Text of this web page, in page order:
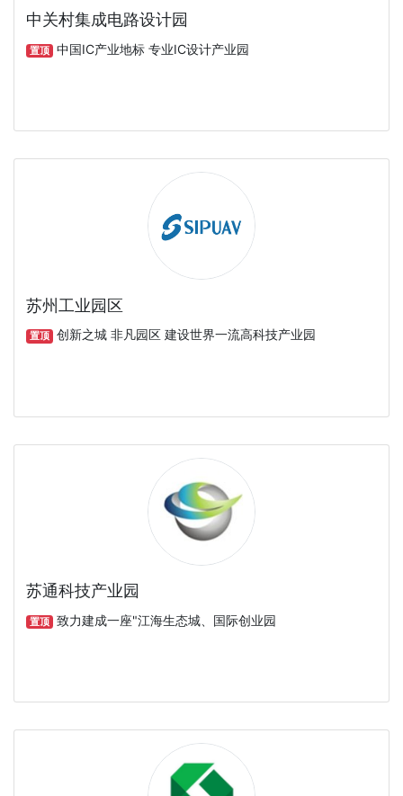
中关村集成电路设计园
置顶 中国IC产业地标 专业IC设计产业园
苏州工业园区
置顶 创新之城 非凡园区 建设世界一流高科技产业园
苏通科技产业园
置顶 致力建成一座"江海生态城、国际创业园